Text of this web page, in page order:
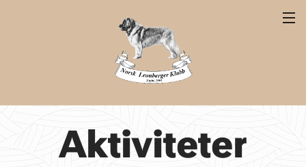
Aktiviteter